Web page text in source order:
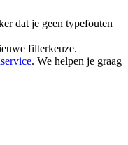
dat je geen typefouten
filterkeuze.
. We helpen je graag